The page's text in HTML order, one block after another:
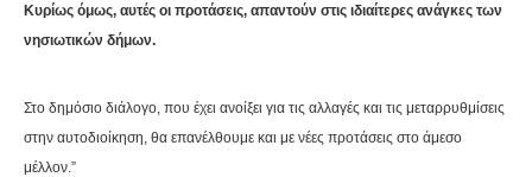
Κυρίως όμως, αυτές οι προτάσεις, απαντούν στις ιδιαίτερες ανάγκες των
νησιωτικών δήμων.
Στο δημόσιο διάλογο, που έχει ανοίξει για τις αλλαγές και τις μεταρρυθμίσεις
στην αυτοδιοίκηση, θα επανέλθουμε και με νέες προτάσεις στο άμεσο
μέλλον.”